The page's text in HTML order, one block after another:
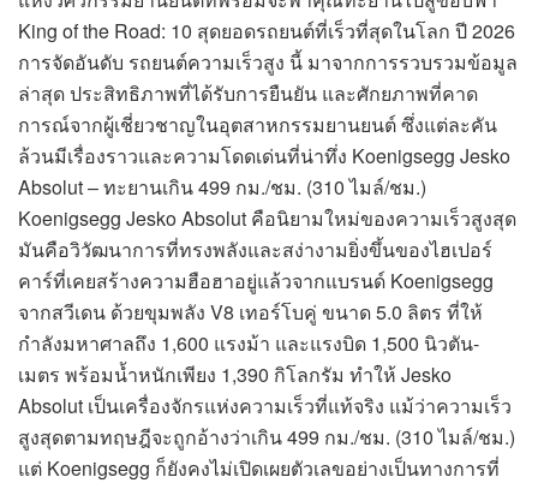
King of the Road: 10 สุดยอดรถยนต์ที่เร็วที่สุดในโลก ปี 2026
การจัดอันดับ รถยนต์ความเร็วสูง นี้ มาจากการรวบรวมข้อมูล
ล่าสุด ประสิทธิภาพที่ได้รับการยืนยัน และศักยภาพที่คาด
การณ์จากผู้เชี่ยวชาญในอุตสาหกรรมยานยนต์ ซึ่งแต่ละคัน
ล้วนมีเรื่องราวและความโดดเด่นที่น่าทึ่ง Koenigsegg Jesko
Absolut – ทะยานเกิน 499 กม./ชม. (310 ไมล์/ชม.)
Koenigsegg Jesko Absolut คือนิยามใหม่ของความเร็วสูงสุด
มันคือวิวัฒนาการที่ทรงพลังและสง่างามยิ่งขึ้นของไฮเปอร์
คาร์ที่เคยสร้างความฮือฮาอยู่แล้วจากแบรนด์ Koenigsegg
จากสวีเดน ด้วยขุมพลัง V8 เทอร์โบคู่ ขนาด 5.0 ลิตร ที่ให้
กำลังมหาศาลถึง 1,600 แรงม้า และแรงบิด 1,500 นิวตัน-
เมตร พร้อมน้ำหนักเพียง 1,390 กิโลกรัม ทำให้ Jesko
Absolut เป็นเครื่องจักรแห่งความเร็วที่แท้จริง แม้ว่าความเร็ว
สูงสุดตามทฤษฎีจะถูกอ้างว่าเกิน 499 กม./ชม. (310 ไมล์/ชม.)
แต่ Koenigsegg ก็ยังคงไม่เปิดเผยตัวเลขอย่างเป็นทางการที่